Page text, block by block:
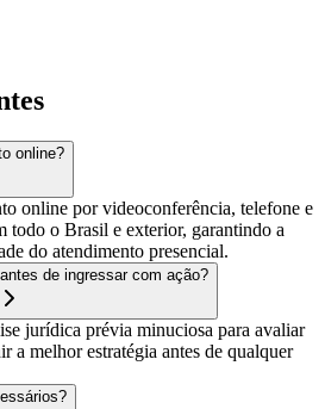
online?
online por videoconferência, telefone e
todo o Brasil e exterior, garantindo a
do atendimento presencial.
de ingressar com ação?
jurídica prévia minuciosa para avaliar
a melhor estratégia antes de qualquer